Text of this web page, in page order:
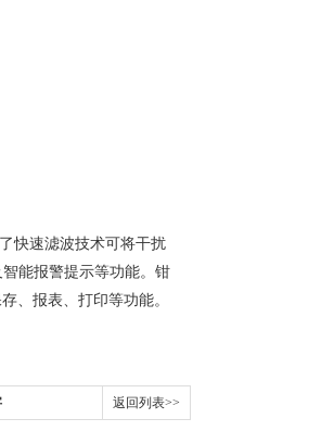
快速滤波技术可将干扰
能报警提示等功能。钳
、报表、打印等功能。
返回列表>>